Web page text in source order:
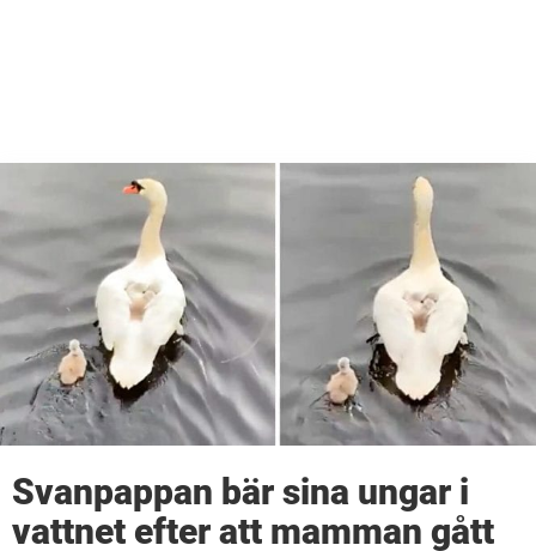
Svanpappan bär sina ungar i
vattnet efter att mamman gått